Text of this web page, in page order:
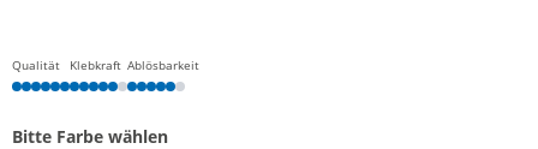
Qualität Klebkraft Ablösbarkeit
Bitte Farbe wählen